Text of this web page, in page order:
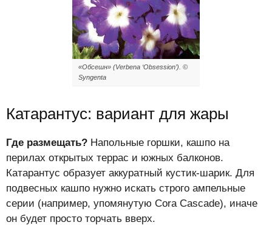
«Обсешн» (Verbena ‘Obsession’). ©
Syngenta
Катарантус: вариант для жары
Где размещать? Напольные горшки, кашпо на
перилах открытых террас и южных балконов.
Катарантус образует аккуратный кустик-шарик. Для
подвесных кашпо нужно искать строго ампельные
серии (например, упомянутую Cora Cascade), иначе
он будет просто торчать вверх.